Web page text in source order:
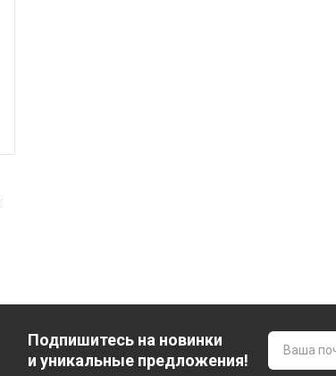
Подпишитесь на новинки
и уникальные предложения!